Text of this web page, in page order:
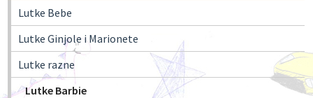
Lutke Bebe
Lutke Ginjole i Marionete
Lutke razne
Lutke Barbie